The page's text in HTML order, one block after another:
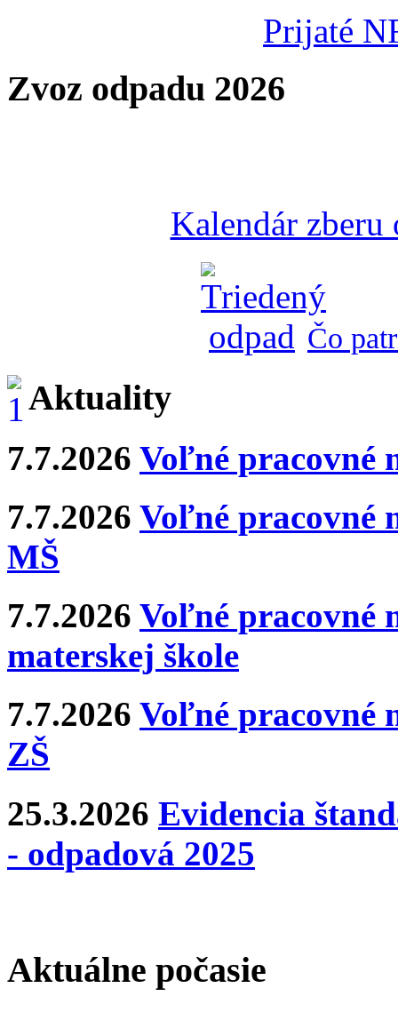
Prijaté
Zvoz odpadu 2026
Kalendár zberu
Čo
Aktuality
7.7.2026 Voľné pracovné
7.7.2026 Voľné pracovné
MŠ
7.7.2026 Voľné pracovné
materskej škole
7.7.2026 Voľné pracovné
ZŠ
25.3.2026 Evidencia
- odpadová 2025
Aktuálne počasie